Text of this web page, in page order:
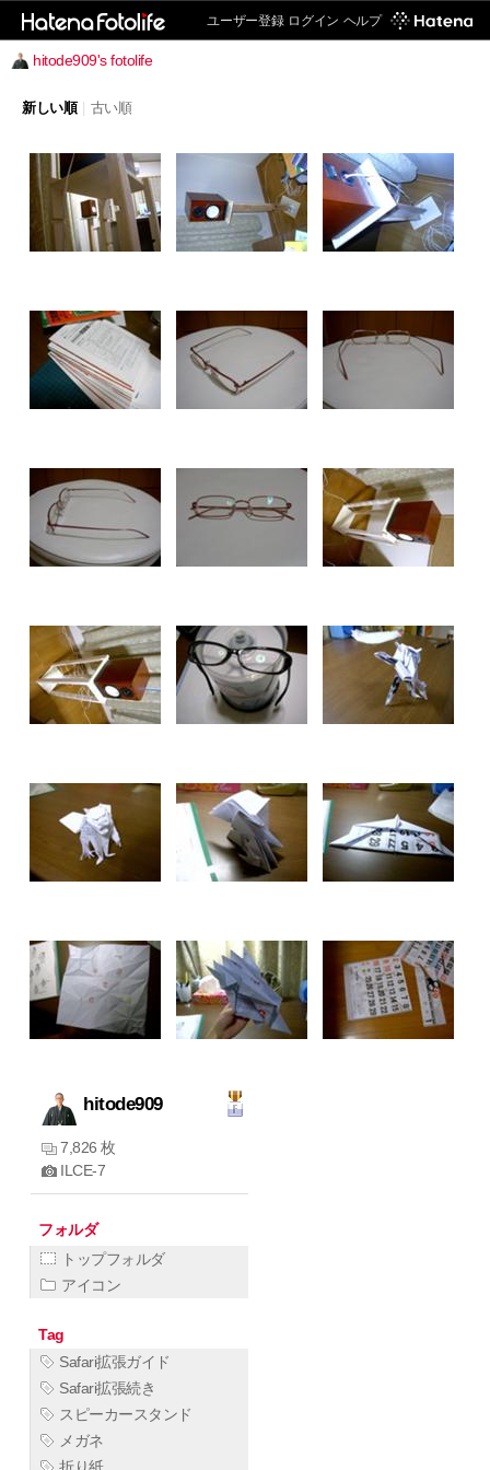
ユーザー登録 ログイン ヘルプ
hitode909's fotolife
新しい順 古い順
hitode909
7,826 枚
ILCE-7
フォルダ
トップフォルダ
アイコン
Tag
Safari拡張ガイド
Safari拡張続き
スピーカースタンド
メガネ